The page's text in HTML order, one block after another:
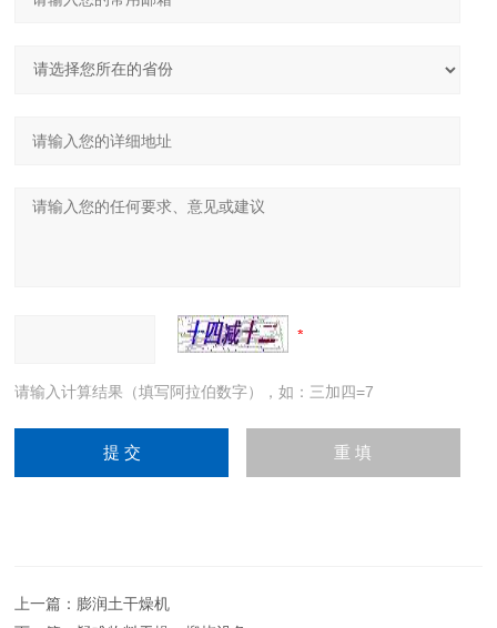
请输入计算结果（填写阿拉伯数字），如：三加四=7
上一篇： 膨润土干燥机